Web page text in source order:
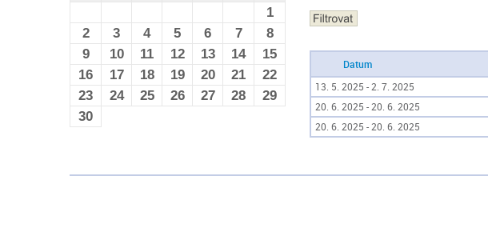
Datum
13. 5. 2025 - 2. 7. 2025
20. 6. 2025 - 20. 6. 2025
20. 6. 2025 - 20. 6. 2025
1
2
3 4 5 6 7
8
9
10 11 12 13 14
15
16
17 18 19 20 21
22
23
24 25 26 27 28
29
30